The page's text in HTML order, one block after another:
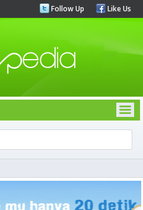
Follow Up Like Us